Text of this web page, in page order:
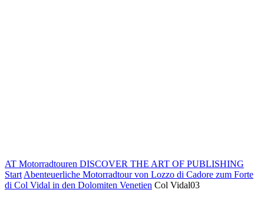
AT Motorradtouren DISCOVER THE ART OF PUBLISHING
Start Abenteuerliche Motorradtour von Lozzo di Cadore zum Forte
di Col Vidal in den Dolomiten Venetien Col Vidal03